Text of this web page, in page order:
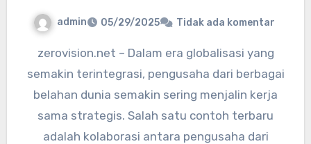
admin 05/29/2025 Tidak ada komentar
zerovision.net – Dalam era globalisasi yang
semakin terintegrasi, pengusaha dari berbagai
belahan dunia semakin sering menjalin kerja
sama strategis. Salah satu contoh terbaru
adalah kolaborasi antara pengusaha dari